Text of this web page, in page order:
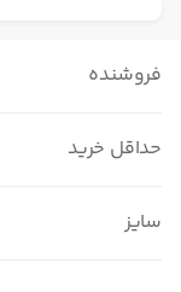
فروشنده
حداقل خرید
سایز